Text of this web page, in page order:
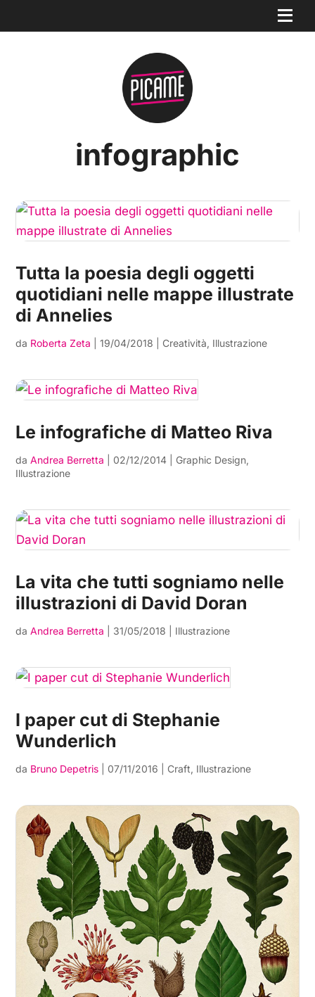
infographic
Tutta la poesia degli oggetti
quotidiani nelle mappe illustrate
di Annelies
da Roberta Zeta |19/04/2018 Creatività, Illustrazione
Le infografiche di Matteo Riva
daAndrea Berretta 02/12/2014 Graphic Design,
Illustrazione
La vita che tutti sogniamo nelle
illustrazioni di David Doran
daAndrea Berretta 31/05/2018 Illustrazione
I paper cut di Stephanie
Wunderlich
da Bruno Depetris 07/11/2016 Craft, Illustrazione